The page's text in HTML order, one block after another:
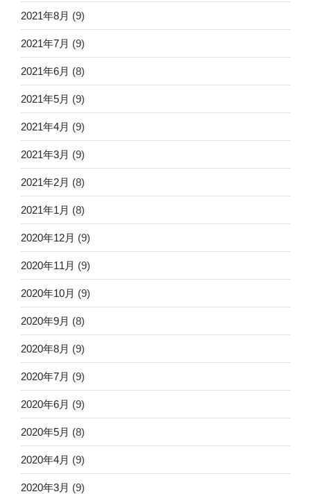
2021年8月 (9)
2021年7月 (9)
2021年6月 (8)
2021年5月 (9)
2021年4月 (9)
2021年3月 (9)
2021年2月 (8)
2021年1月 (8)
2020年12月 (9)
2020年11月 (9)
2020年10月 (9)
2020年9月 (8)
2020年8月 (9)
2020年7月 (9)
2020年6月 (9)
2020年5月 (8)
2020年4月 (9)
2020年3月 (9)